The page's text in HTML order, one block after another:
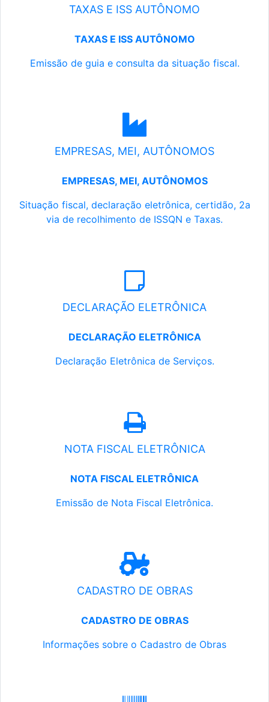
TAXAS E ISS AUTÔNOMO
TAXAS E ISS AUTÔNOMO
Emissão de guia e consulta da situação fiscal.
EMPRESAS, MEI, AUTÔNOMOS
EMPRESAS, MEI, AUTÔNOMOS
Situação fiscal, declaração eletrônica, certidão, 2a
via de recolhimento de ISSQN e Taxas.
DECLARAÇÃO ELETRÔNICA
DECLARAÇÃO ELETRÔNICA
Declaração Eletrônica de Serviços.
NOTA FISCAL ELETRÔNICA
NOTA FISCAL ELETRÔNICA
Emissão de Nota Fiscal Eletrônica.
CADASTRO DE OBRAS
CADASTRO DE OBRAS
Informações sobre o Cadastro de Obras